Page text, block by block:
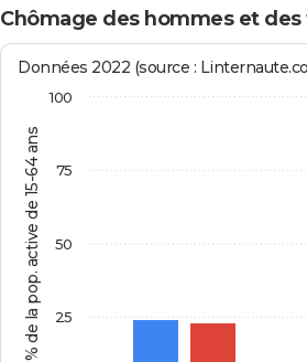
Chômage des hommes et
% de la pop. active de 15-64 ans
Données 2022 (source :
25
50
75
100